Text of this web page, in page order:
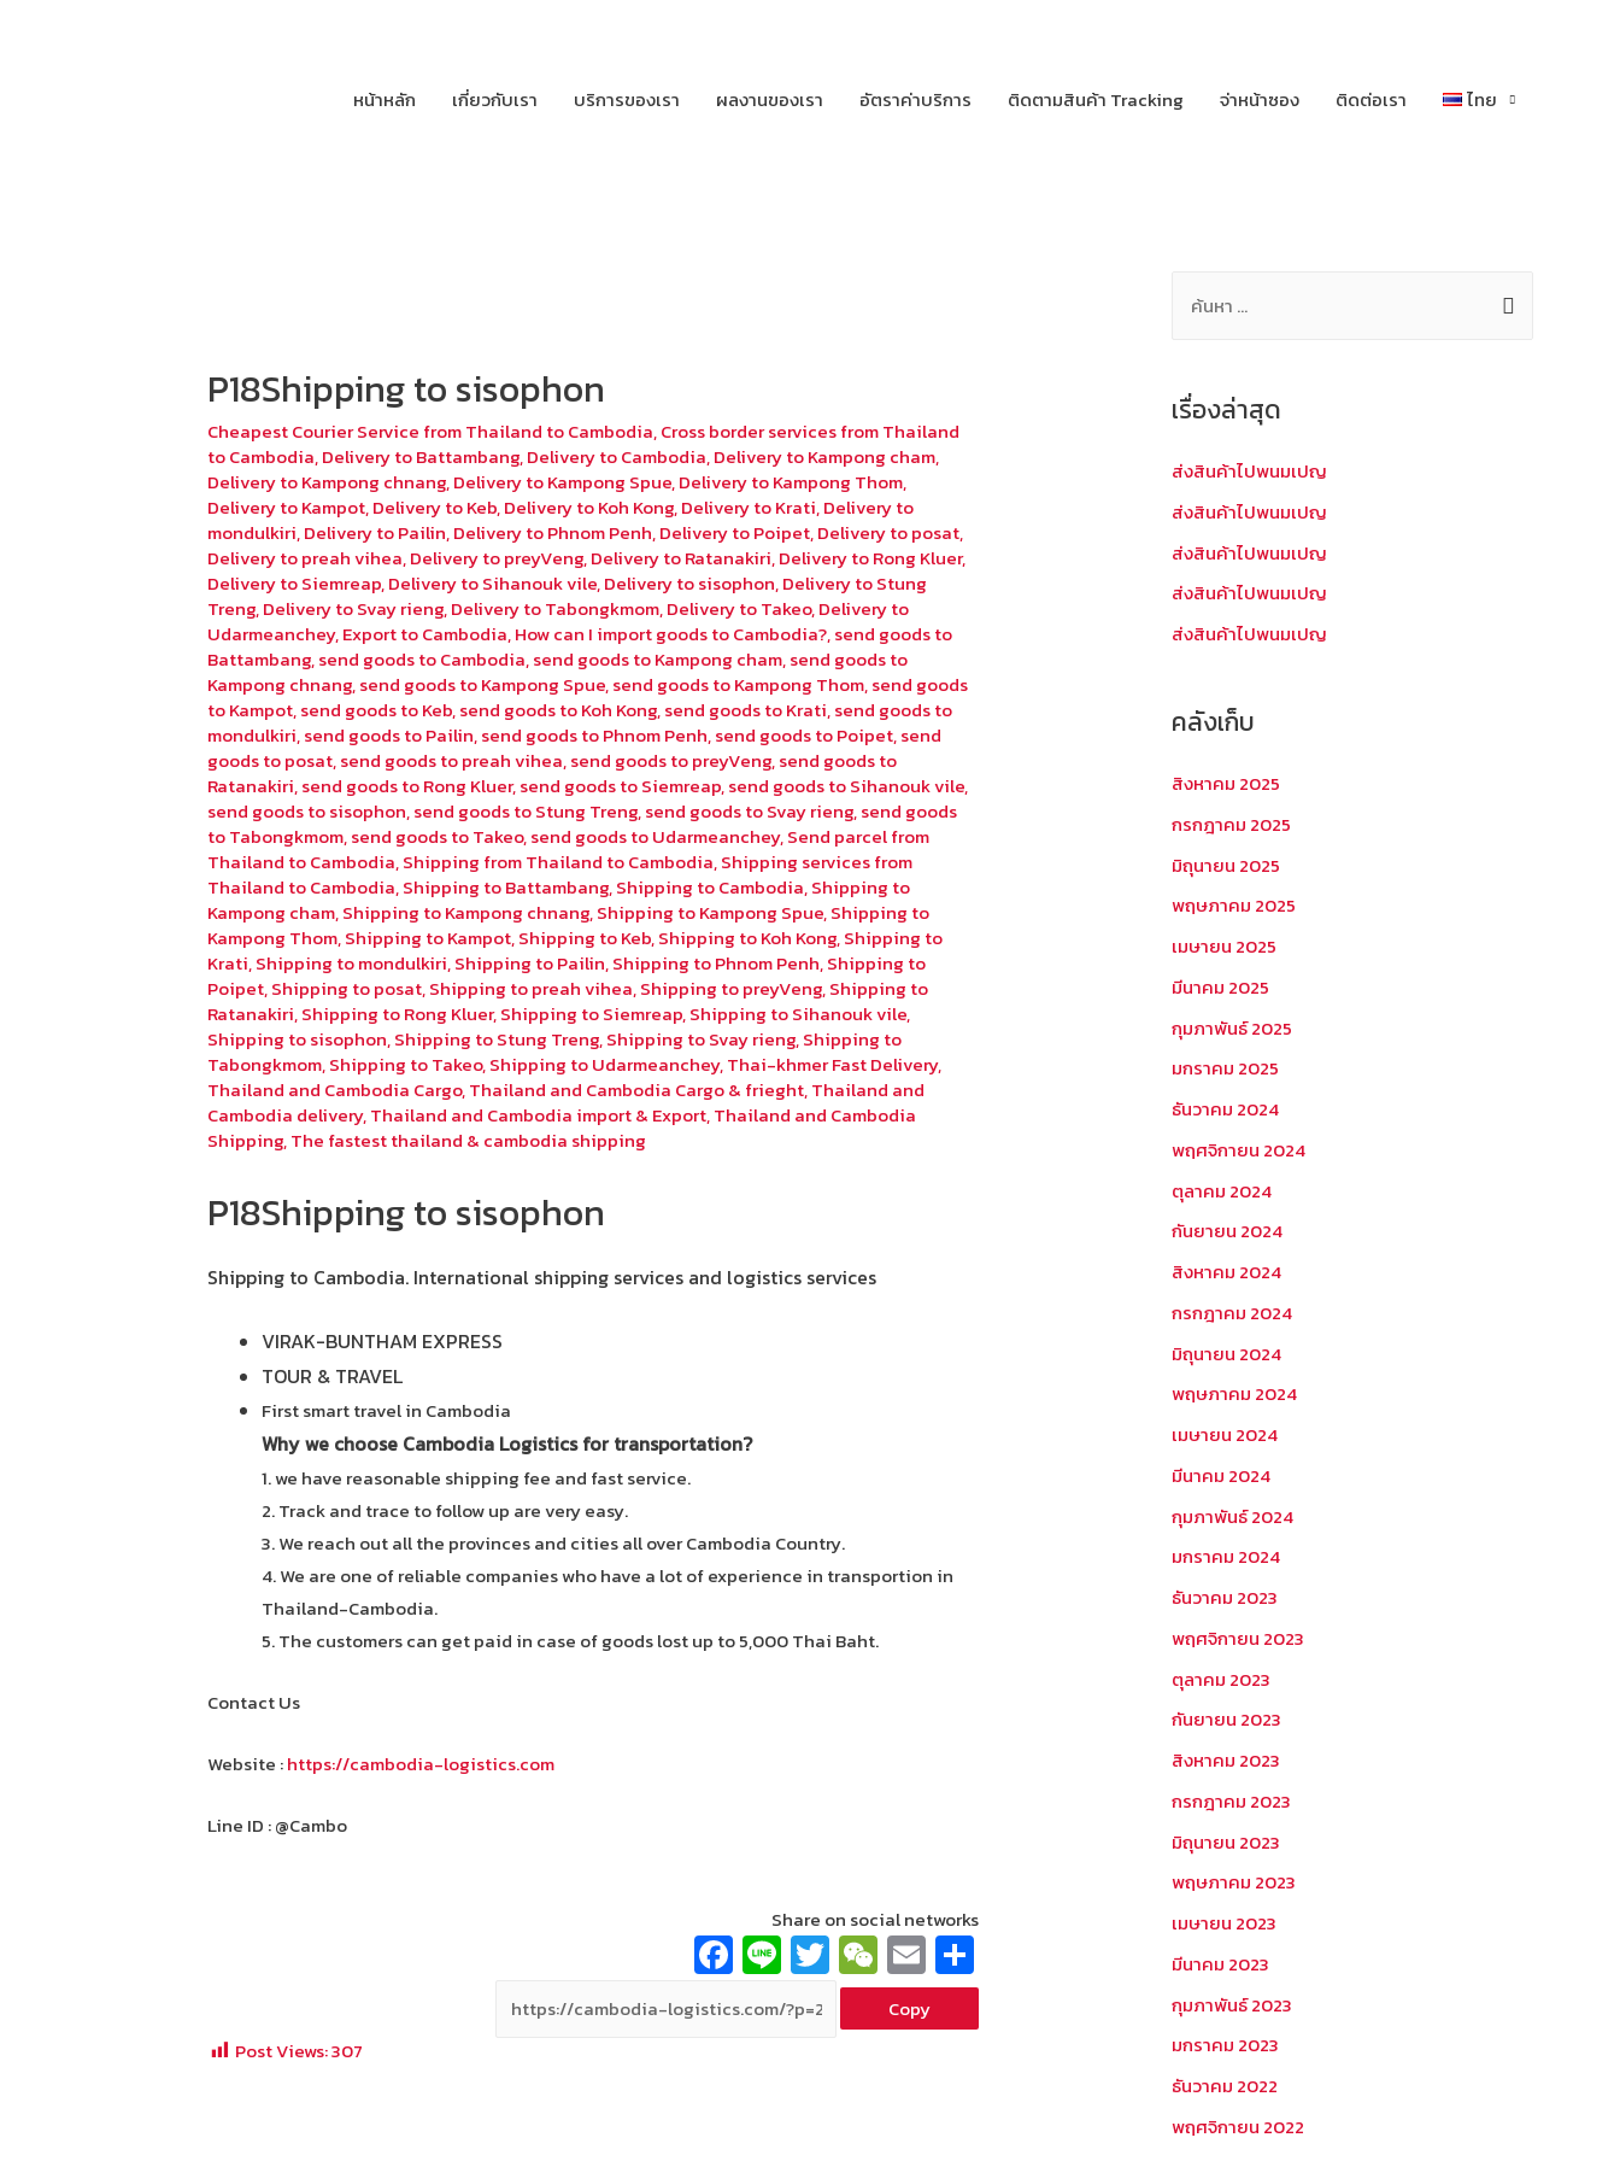
หน้าหลัก เกี่ยวกับเรา บริการของเรา ผลงานของเรา อัตราค่าบริการ ติดตามสินค้า Tracking จ่าหน้าซอง ติดต่อเรา ไทย
P18Shipping to sisophon
Cheapest Courier Service from Thailand to Cambodia,Cross border services from Thailand
to Cambodia,Delivery to Battambang,Delivery to Cambodia,Delivery to Kampong cham,
Delivery to Kampong chnang,Delivery to Kampong Spue,Delivery to Kampong Thom,
Delivery to Kampot,Delivery to Keb,Delivery to Koh Kong,Delivery to Krati,Delivery to
mondulkiri,Delivery to Pailin,Delivery to Phnom Penh,Delivery to Poipet,Delivery to posat,
Delivery to preah vihea,Delivery to preyVeng,Delivery to Ratanakiri,Delivery to Rong Kluer,
Delivery to Siemreap,Delivery to Sihanouk vile,Delivery to sisophon,Delivery to Stung
Treng,Delivery to Svay rieng,Delivery to Tabongkmom,Delivery to Takeo,Delivery to
Udarmeanchey,Export to Cambodia,How can I import goods to Cambodia?,send goods to
Battambang,send goods to Cambodia,send goods to Kampong cham,send goods to
Kampong chnang,send goods to Kampong Spue,send goods to Kampong Thom,send goods
to Kampot,send goods to Keb,send goods to Koh Kong,send goods to Krati,send goods to
mondulkiri,send goods to Pailin,send goods to Phnom Penh,send goods to Poipet,send
goods to posat,send goods to preah vihea,send goods to preyVeng,send goods to
Ratanakiri,send goods to Rong Kluer,send goods to Siemreap,send goods to Sihanouk vile,
send goods to sisophon,send goods to Stung Treng,send goods to Svay rieng,send goods
to Tabongkmom,send goods to Takeo,send goods to Udarmeanchey,Send parcel from
Thailand to Cambodia,Shipping from Thailand to Cambodia,Shipping services from
Thailand to Cambodia,Shipping to Battambang,Shipping to Cambodia,Shipping to
Kampong cham,Shipping to Kampong chnang,Shipping to Kampong Spue,Shipping to
Kampong Thom,Shipping to Kampot,Shipping to Keb,Shipping to Koh Kong,Shipping to
Krati,Shipping to mondulkiri,Shipping to Pailin,Shipping to Phnom Penh,Shipping to
Poipet,Shipping to posat,Shipping to preah vihea,Shipping to preyVeng,Shipping to
Ratanakiri,Shipping to Rong Kluer,Shipping to Siemreap,Shipping to Sihanouk vile,
Shipping to sisophon,Shipping to Stung Treng,Shipping to Svay rieng,Shipping to
Tabongkmom,Shipping to Takeo,Shipping to Udarmeanchey,Thai-khmer Fast Delivery,
Thailand and Cambodia Cargo,Thailand and Cambodia Cargo & frieght,Thailand and
Cambodia delivery,Thailand and Cambodia import & Export,Thailand and Cambodia
Shipping,The fastest thailand & cambodia shipping
P18Shipping to sisophon
Shipping to Cambodia. International shipping services and logistics services
VIRAK-BUNTHAM EXPRESS
TOUR & TRAVEL
First smart travel in Cambodia
Why we choose Cambodia Logistics for transportation?
1. we have reasonable shipping fee and fast service.
2. Track and trace to follow up are very easy.
3. We reach out all the provinces and cities all over Cambodia Country.
4. We are one of reliable companies who have a lot of experience in transportion in
Thailand-Cambodia.
5. The customers can get paid in case of goods lost up to 5,000 Thai Baht.
Contact Us
Website :https://cambodia-logistics.com
Line ID : @Cambo
Share on social networks
Fa
ce
b
Li
n
e
T
wi
tt
W
e
C
E
m
ai ar
Copy
Post Views:307
ห
รั
บ
เรื่องล่าสุด
ส่งสินค้าไปพนมเปญ
ส่งสินค้าไปพนมเปญ
ส่งสินค้าไปพนมเปญ
ส่งสินค้าไปพนมเปญ
ส่งสินค้าไปพนมเปญ
คลังเก็บ
สิงหาคม 2025
กรกฎาคม 2025
มิถุนายน 2025
พฤษภาคม 2025
เมษายน 2025
มีนาคม 2025
กุมภาพันธ์ 2025
มกราคม 2025
ธันวาคม 2024
พฤศจิกายน 2024
ตุลาคม 2024
กันยายน 2024
สิงหาคม 2024
กรกฎาคม 2024
มิถุนายน 2024
พฤษภาคม 2024
เมษายน 2024
มีนาคม 2024
กุมภาพันธ์ 2024
มกราคม 2024
ธันวาคม 2023
พฤศจิกายน 2023
ตุลาคม 2023
กันยายน 2023
สิงหาคม 2023
กรกฎาคม 2023
มิถุนายน 2023
พฤษภาคม 2023
เมษายน 2023
มีนาคม 2023
กุมภาพันธ์ 2023
มกราคม 2023
ธันวาคม 2022
พฤศจิกายน 2022